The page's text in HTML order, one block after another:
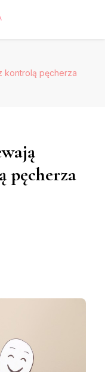
kontrolą pęcherza
pęcherza